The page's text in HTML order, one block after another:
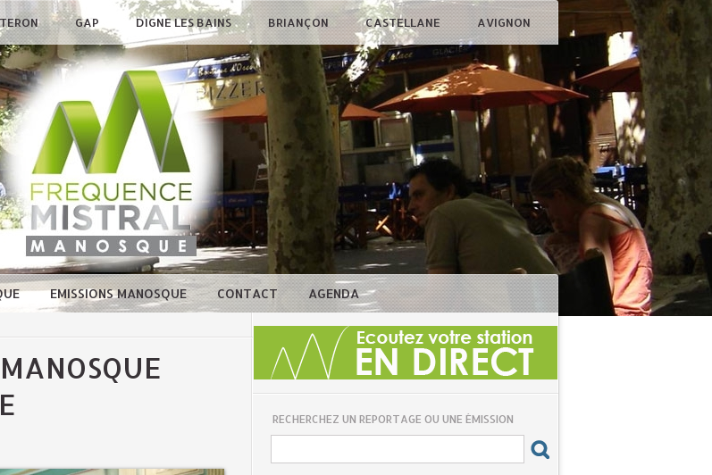
GAP DIGNE LES BAINS BRIANÇON CASTELLANE AVIGNON
EMISSIONS MANOSQUE CONTACT AGENDA
RECHERCHEZ UN REPORTAGE OU UNE ÉMISSION